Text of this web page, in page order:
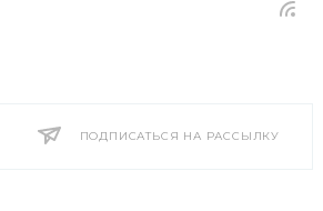
ПОДПИСАТЬСЯ НА РАССЫЛКУ
2013 2012 2011